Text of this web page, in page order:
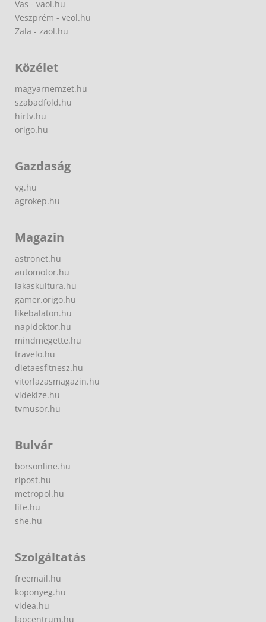
Vas - vaol.hu
Veszprém - veol.hu
Zala - zaol.hu
Közélet
magyarnemzet.hu
szabadfold.hu
hirtv.hu
origo.hu
Gazdaság
vg.hu
agrokep.hu
Magazin
astronet.hu
automotor.hu
lakaskultura.hu
gamer.origo.hu
likebalaton.hu
napidoktor.hu
mindmegette.hu
travelo.hu
dietaesfitnesz.hu
vitorlazasmagazin.hu
videkize.hu
tvmusor.hu
Bulvár
borsonline.hu
ripost.hu
metropol.hu
life.hu
she.hu
Szolgáltatás
freemail.hu
koponyeg.hu
videa.hu
lapcentrum.hu